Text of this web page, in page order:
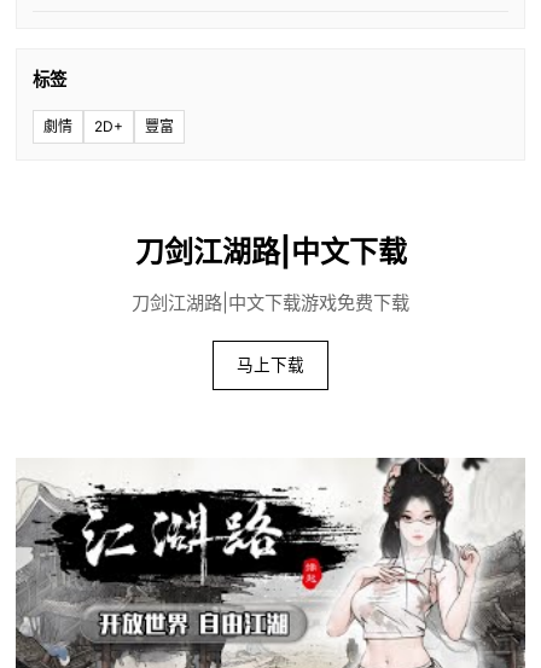
标签
劇情 2D+ 豐富
刀剑江湖路|中文下载
刀剑江湖路|中文下载游戏免费下载
马上下载